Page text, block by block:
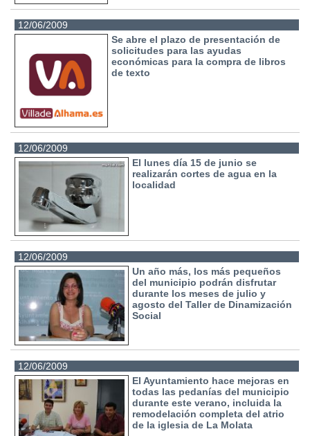
12/06/2009
Se abre el plazo de presentación de
solicitudes para las ayudas
económicas para la compra de libros
de texto
12/06/2009
El lunes día 15 de junio se
realizarán cortes de agua en la
localidad
12/06/2009
Un año más, los más pequeños
del municipio podrán disfrutar
durante los meses de julio y
agosto del Taller de Dinamización
Social
12/06/2009
El Ayuntamiento hace mejoras en
todas las pedanías del municipio
durante este verano, incluida la
remodelación completa del atrio
de la iglesia de La Molata